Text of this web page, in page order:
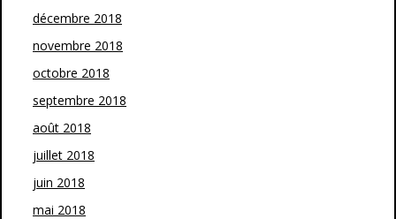
décembre 2018
novembre 2018
octobre 2018
septembre 2018
août 2018
juillet 2018
juin 2018
mai 2018